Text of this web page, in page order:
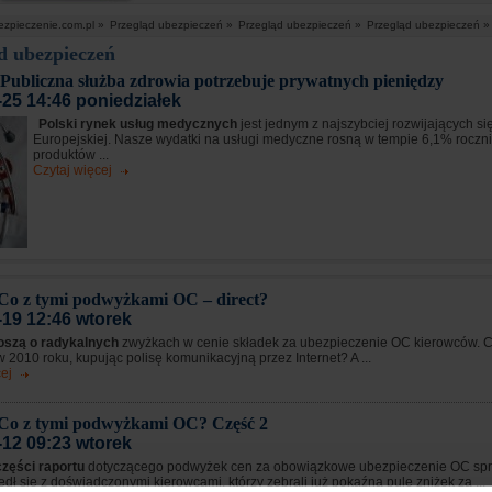
» Przegląd ubezpieczeń » Przegląd ubezpieczeń » Przegląd ubezpieczeń »
ubezpieczeń
służba zdrowia potrzebuje prywatnych pieniędzy
14:46 poniedziałek
Polski rynek usług medycznych jest jednym z najszybciej rozwijających
Europejskiej. Nasze wydatki na usługi medyczne rosną w tempie 6,1%
produktów ...
Czytaj więcej
z tymi podwyżkami OC – direct?
12:46 wtorek
o radykalnych zwyżkach w cenie składek za ubezpieczenie OC kierowców.
2010 roku, kupując polisę komunikacyjną przez Internet? A ...
z tymi podwyżkami OC? Część 2
09:23 wtorek
raportu dotyczącego podwyżek cen za obowiązkowe ubezpieczenie OC
się z doświadczonymi kierowcami, którzy zebrali już pokaźną pulę zniżek za ...